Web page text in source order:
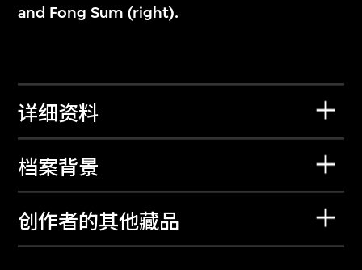
and Fong Sum (right).
详细资料
档案背景
创作者的其他藏品